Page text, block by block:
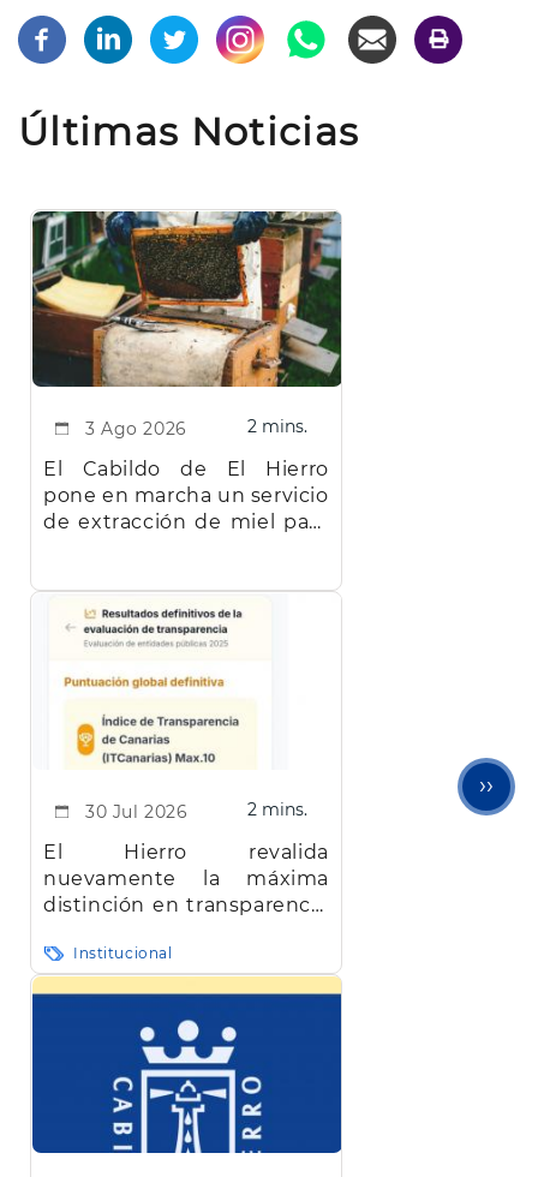
Últimas Noticias
3 Ago 2026 2 mins.
El Cabildo de El Hierro
pone en marcha un servicio
de extracción de miel para
30 Jul 2026 2 mins.
El Hierro revalida
nuevamente la máxima
distinción en transparencia
Institucional
››